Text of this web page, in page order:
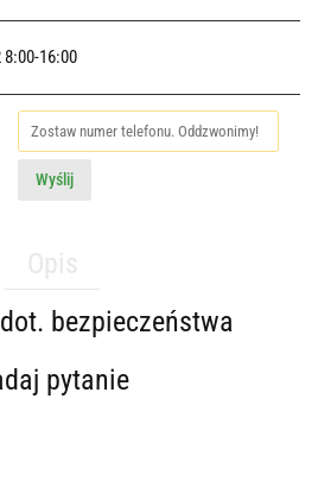
16:00
Wyślij
bezpieczeństwa
pytanie